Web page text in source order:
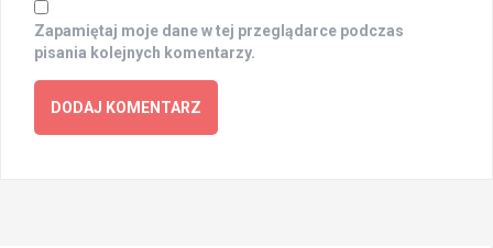
Zapamiętaj moje dane w tej przeglądarce podczas
pisania kolejnych komentarzy.